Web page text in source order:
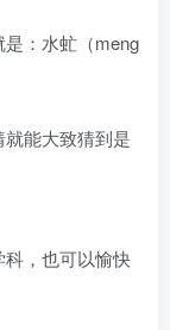
：水虻（meng
能大致猜到是
，也可以愉快